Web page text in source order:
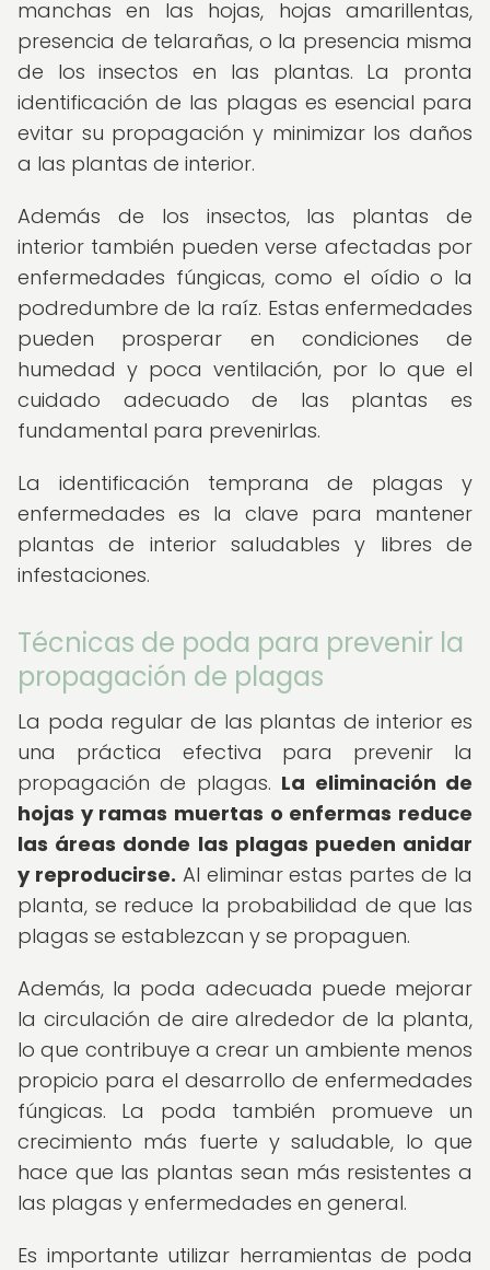
manchas en las hojas, hojas amarillentas,
presencia de telarañas, o la presencia misma
de los insectos en las plantas. La pronta
identificación de las plagas es esencial para
evitar su propagación y minimizar los daños
a las plantas de interior.
Además de los insectos, las plantas de
interior también pueden verse afectadas por
enfermedades fúngicas, como el oídio o la
podredumbre de la raíz. Estas enfermedades
pueden prosperar en condiciones de
humedad y poca ventilación, por lo que el
cuidado adecuado de las plantas es
fundamental para prevenirlas.
La identificación temprana de plagas y
enfermedades es la clave para mantener
plantas de interior saludables y libres de
infestaciones.
Técnicas de poda para prevenir la
propagación de plagas
La poda regular de las plantas de interior es
una práctica efectiva para prevenir la
propagación de plagas. La eliminación de
hojas y ramas muertas o enfermas reduce
las áreas donde las plagas pueden anidar
y reproducirse. Al eliminar estas partes de la
planta, se reduce la probabilidad de que las
plagas se establezcan y se propaguen.
Además, la poda adecuada puede mejorar
la circulación de aire alrededor de la planta,
lo que contribuye a crear un ambiente menos
propicio para el desarrollo de enfermedades
fúngicas. La poda también promueve un
crecimiento más fuerte y saludable, lo que
hace que las plantas sean más resistentes a
las plagas y enfermedades en general.
Es importante utilizar herramientas de poda